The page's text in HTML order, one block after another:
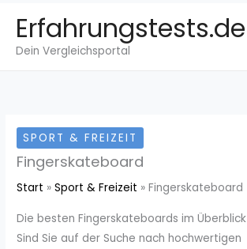
Inhalt
springen
Erfahrungstests.de
Dein Vergleichsportal
SPORT & FREIZEIT
Fingerskateboard
Start Sport & Freizeit Fingerskateboard
Die besten Fingerskateboards im Überblick
Sind Sie auf der Suche nach hochwertigen